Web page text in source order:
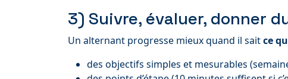
3) Suivre, évaluer, donner
Un alternant progresse mieux quand il saitce
des objectifs simples et mesurables